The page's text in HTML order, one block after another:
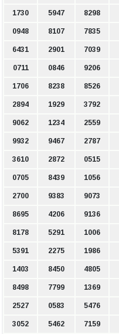
1730 5947 8298
0948 8107 7835
6431 2901 7039
0711 0846 9206
1706 8238 8526
2894 1929 3792
9062 1234 2559
9932 9467 2787
3610 2872 0515
0705 8439 1056
2700 9383 9073
8695 4206 9136
8178 5291 1006
5391 2275 1986
1403 8450 4805
8498 7799 1369
2527 0583 5476
3052 5462 7159